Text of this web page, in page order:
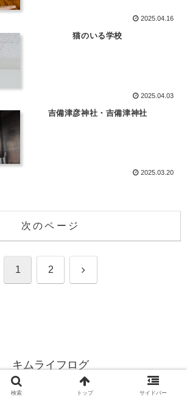
2025.04.16
猫のいる学校
2025.04.03
吉備津彦神社・吉備津神社
2025.03.20
次のページ
1 2 次
キムライフログ
© 2024 キムライフログ.
検索 トップ サイドバー